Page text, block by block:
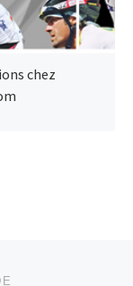
chez